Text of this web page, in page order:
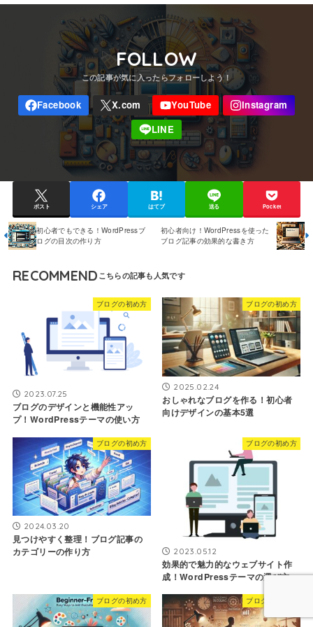
FOLLOW
ポスト シェア はてブ 送る Pocket
初心者でもできる！WordPressブ
ログの目次の作り方
初心者向け！WordPressを使った
ブログ記事の効果的な書き方
RECOMMEND
ブログの初め方
2023.07.25
ブログのデザインと機能性アッ
プ！WordPressテーマの使い方
ブログの初め方
2025.02.24
おしゃれなブログを作る！初心者
向けデザインの基本5選
ブログの初め方
2024.03.20
見つけやすく整理！ブログ記事の
カテゴリーの作り方
ブログの初め方
2023.05.12
効果的で魅力的なウェブサイト作
成！WordPressテーマの選び方
ブログの初め方 ブログの初め方